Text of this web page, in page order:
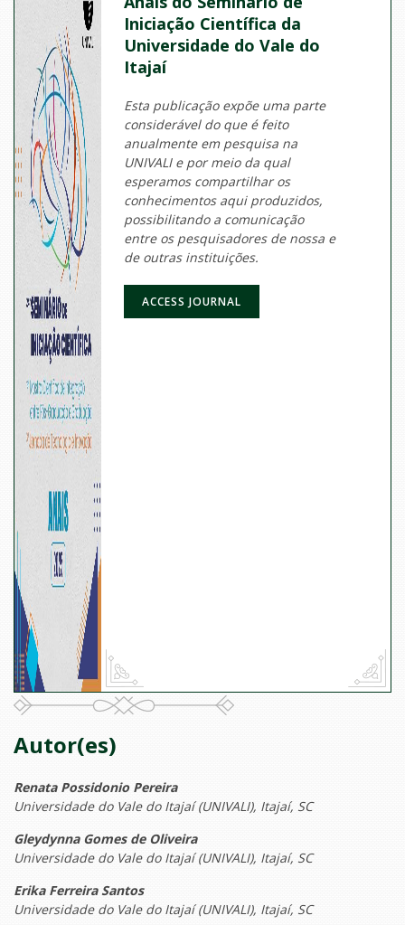
Iniciação Científica da
Universidade do Vale do
Itajaí
Esta publicação expõe uma parte
considerável do que é feito
anualmente em pesquisa na
UNIVALI e por meio da qual
esperamos compartilhar os
conhecimentos aqui produzidos,
possibilitando a comunicação
entre os pesquisadores de nossa e
de outras instituições.
ACCESS JOURNAL
Autor(es)
Renata Possidonio Pereira
Universidade do Vale do Itajaí (UNIVALI), Itajaí, SC
Gleydynna Gomes de Oliveira
Universidade do Vale do Itajaí (UNIVALI), Itajaí, SC
Erika Ferreira Santos
Universidade do Vale do Itajaí (UNIVALI), Itajaí, SC